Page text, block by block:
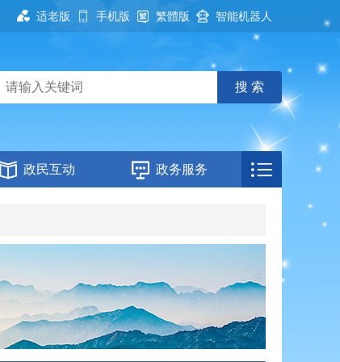
适老版 手机版 繁體版 智能机器人
政民互动 政务服务